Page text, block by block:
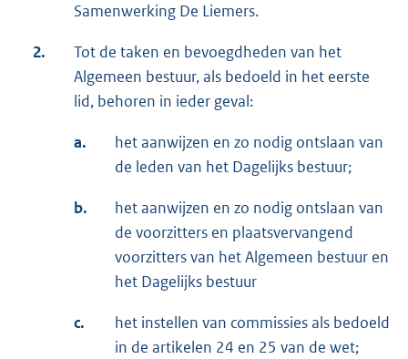
Samenwerking De Liemers.
2.
Tot de taken en bevoegdheden van het
Algemeen bestuur, als bedoeld in het eerste
lid, behoren in ieder geval:
a.
het aanwijzen en zo nodig ontslaan van
de leden van het Dagelijks bestuur;
b.
het aanwijzen en zo nodig ontslaan van
de voorzitters en plaatsvervangend
voorzitters van het Algemeen bestuur en
het Dagelijks bestuur
c.
het instellen van commissies als bedoeld
in de artikelen 24 en 25 van de wet;